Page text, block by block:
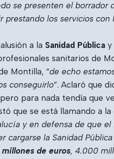
se presenten el
prestando los servicios con
a la Sanidad Pública y
sanitarios de
Montilla, “de echo
conseguirlo”. Aclaró que
para nada tendía que
que se está llamando a
y en defensa de que
cargarse la Sanidad
de euros, 4.000